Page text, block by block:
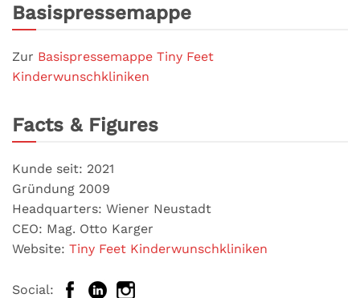
Basispressemappe
Zur Basispressemappe Tiny Feet
Kinderwunschkliniken
Facts & Figures
Kunde seit: 2021
Gründung 2009
Headquarters: Wiener Neustadt
CEO: Mag. Otto Karger
Website: Tiny Feet Kinderwunschkliniken
Social: